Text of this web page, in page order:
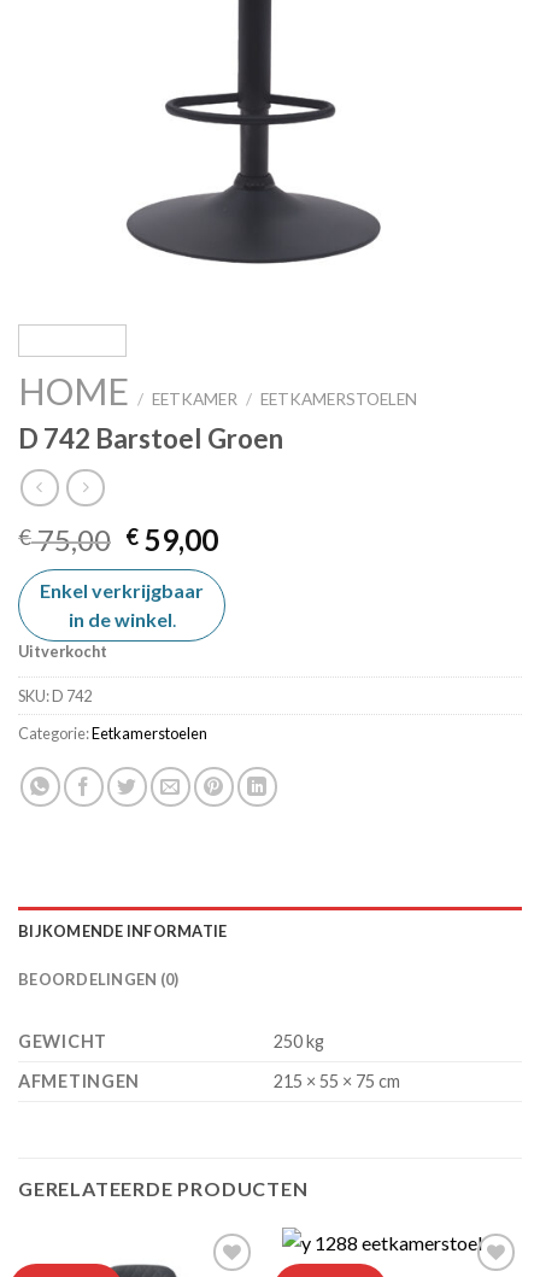
HOME / EETKAMER / EETKAMERSTOELEN
D 742 Barstoel Groen
€75,00 Oorspronkelijke
prijs
was:
€ 75,00.
€ 59,00Huidige
is:
€ 59,00.
Enkel verkrijgbaar
in de winkel.
Uitverkocht
SKU:D 742
Categorie:Eetkamerstoelen
BIJKOMENDE INFORMATIE
BEOORDELINGEN (0)
GEWICHT
250 kg
AFMETINGEN
215 × 55 × 75 cm
GERELATEERDE PRODUCTEN